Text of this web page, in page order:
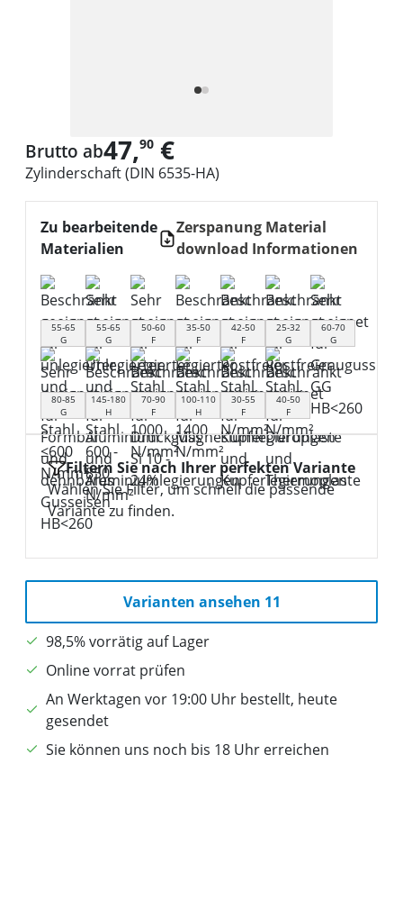
Brutto ab47,90 €
Zylinderschaft (DIN 6535-HA)
Zu bearbeitende
Materialien
Zerspanung Material
download Informationen
55-65
G
55-65
G
50-60
F
35-50
F
42-50
F
25-32
G
60-70
G
80-85
G
145-180
H
70-90
F
100-110
H
30-55
F
40-50
F
Filtern Sie nach Ihrer perfekten Variante
Wählen Sie Filter, um schnell die passende
Variante zu finden.
Varianten ansehen 11
98,5% vorrätig auf Lager
Online vorrat prüfen
An Werktagen vor 19:00 Uhr bestellt, heute
gesendet
Sie können uns noch bis 18 Uhr erreichen